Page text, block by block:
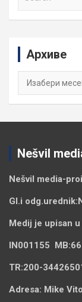
Архиве
Архиве
Nešvil
Nešvil media-
Gl.i odg.urednik:
Medij je upisan
IN001155 MB:
TR:200-
Adresa: Mike